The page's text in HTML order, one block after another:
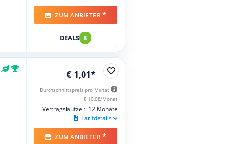
ZUM ANBIETER *
DEALS 8
€ 1,01*
Durchschnittspreis pro Monat
€ 10,08/Monat
Vertragslaufzeit: 12 Monate
Tarifdetails
ZUM ANBIETER *